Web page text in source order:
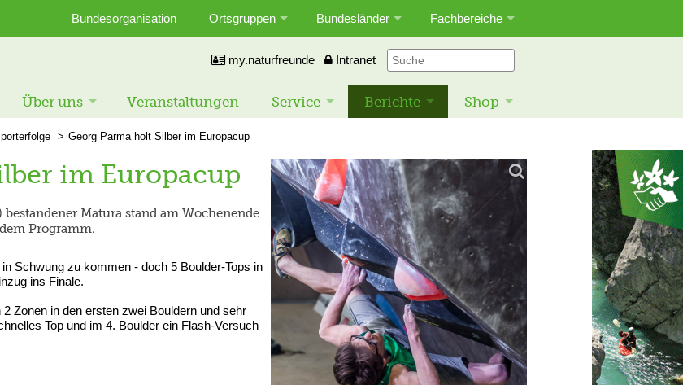
Bundesorganisation Ortsgruppen Bundesländer Fachbereiche
my.naturfreunde Intranet
Über uns Veranstaltungen Service Berichte Shop
Georg Parma holt Silber im Europacup
im Europacup
Matura stand am Wochenende
Programm.
Schwung zu kommen - doch 5 Boulder-Tops in
ins Finale.
Zonen in den ersten zwei Bouldern und sehr
Top und im 4. Boulder ein Flash-Versuch